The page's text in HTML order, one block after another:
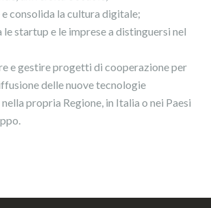
consolida la cultura digitale;
le startup e le imprese a distinguersi nel
e gestire progetti di cooperazione per
delle nuove tecnologie
propria Regione, in Italia o nei Paesi